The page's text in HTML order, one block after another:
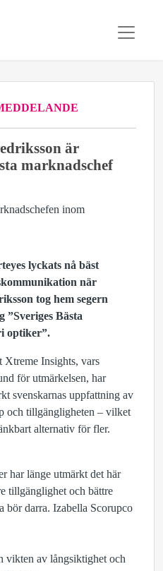
är
marknadschef
lyckats nå bäst
när
tog hem segern
”Sveriges Bästa
optiker”.
Xtreme Insights, vars
för utmärkelsen, har
svenskarnas uppfattning av
och tillgängligheten – vilket
alternativ för fler.
har länge utmärkt det här
tillgänglighet och bättre
bör darra. Izabella Scorupco
vikten av långsiktighet och